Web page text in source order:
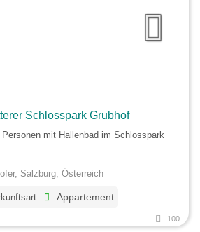
Schlosspark Grubhof
mit Hallenbad im Schlosspark
Salzburg, Österreich
Appartement
100